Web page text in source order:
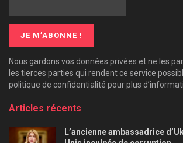
Nous gardons vos données privées et ne les
les tierces parties qui rendent ce service
politique de confidentialité pour plus
Articles récents
L’ancienne ambassadrice